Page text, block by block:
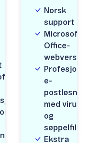
Norsk
support
Microsoft
Office-
e-
med virus
og
Ekstra